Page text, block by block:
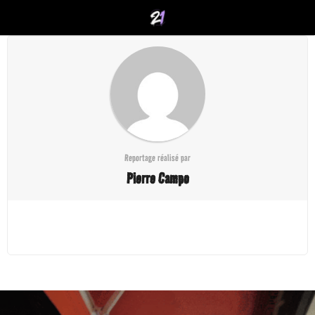
Reportage réalisé par
Pierre Campo